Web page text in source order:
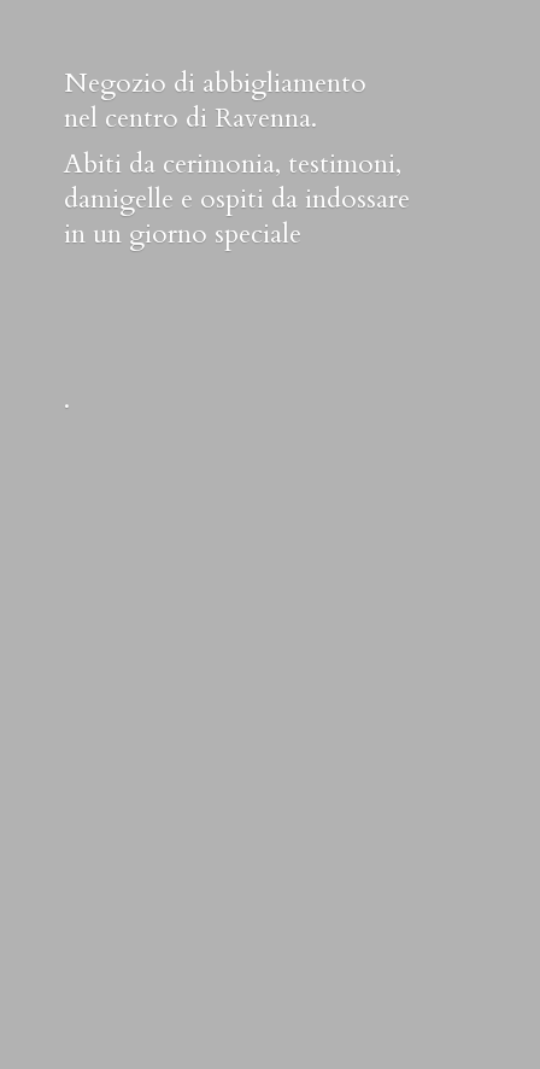
Negozio di abbigliamento
nel centro di Ravenna.
Abiti da cerimonia, testimoni,
damigelle e ospiti da indossare
in un giorno speciale
.